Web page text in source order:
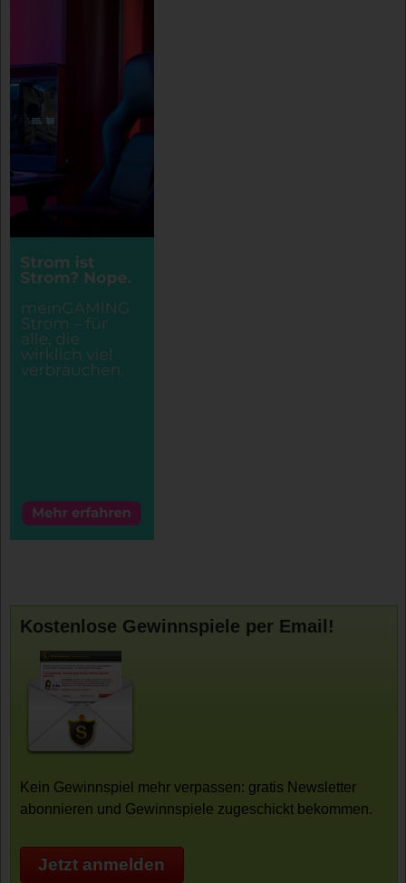
Kostenlose Gewinnspiele per Email!
Kein Gewinnspiel mehr verpassen: gratis Newsletter
abonnieren und Gewinnspiele zugeschickt bekommen.
Jetzt anmelden